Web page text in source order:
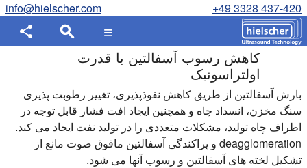
+49 3328 437-420
info@hielscher.com
کاهش رسوب آسفالتین با قدرت
اولتراسونیک
بارش آسفالتین از طریق کاهش نفوذپذیری، تغییر رطوبت پذیری
سنگ مخزن، انسداد چاه و همچنین ایجاد افت فشار قابل توجه در
اطراف چاه تولید، مشکلات متعددی را در تولید نفت ایجاد می کند.
deagglomeration و پراکندگی آسفالتین مافوق صوت مانع از
تشکیل لخته های آسفالتین و رسوب آنها می شود.